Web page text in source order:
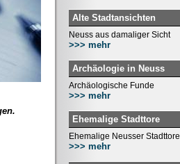
Alte Stadtansichten
Neuss aus damaliger Sicht
>>> mehr
Archäologie in Neuss
Archäologische Funde
>>> mehr
Ehemalige Stadttore
Ehemalige Neusser Stadttore
>>> mehr